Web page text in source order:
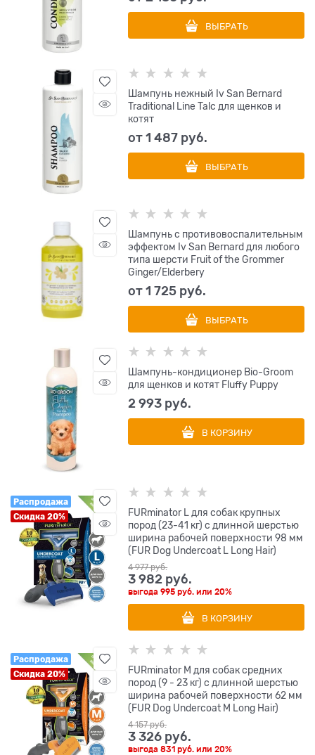
ВЫБРАТЬ
Шампунь нежный Iv San Bernard
Traditional Line Talc для щенков и
котят
от1 487 руб.
ВЫБРАТЬ
Шампунь с противовоспалительным
эффектом Iv San Bernard для любого
типа шерсти Fruit of the Grommer
Ginger/Elderbery
от1 725 руб.
ВЫБРАТЬ
Шампунь-кондиционер Bio-Groom
для щенков и котят Fluffy Puppy
2 993 руб.
В КОРЗИНУ
Распродажа
Скидка 20%
FURminator L для собак крупных
пород (23-41 кг) с длинной шерстью
ширина рабочей поверхности 98 мм
(FUR Dog Undercoat L Long Hair)
4 977 руб.
3 982 руб.
выгода995 руб. или20%
В КОРЗИНУ
Распродажа
Скидка 20%
FURminator M для собак средних
пород (9 - 23 кг) с длинной шерстью
ширина рабочей поверхности 62 мм
(FUR Dog Undercoat M Long Hair)
4 157 руб.
3 326 руб.
выгода831 руб. или20%